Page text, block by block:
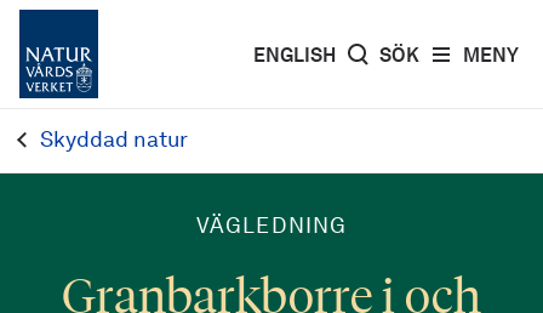
MENY
ENGLISH SÖK
Skyddad natur
VÄGLEDNING
Granbarkborre i och